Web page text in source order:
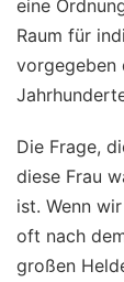
eine
Raum für
vorgegeben
Die Frage,
diese Frau
ist. Wenn
oft nach
großen